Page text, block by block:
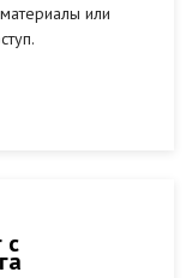
или
с